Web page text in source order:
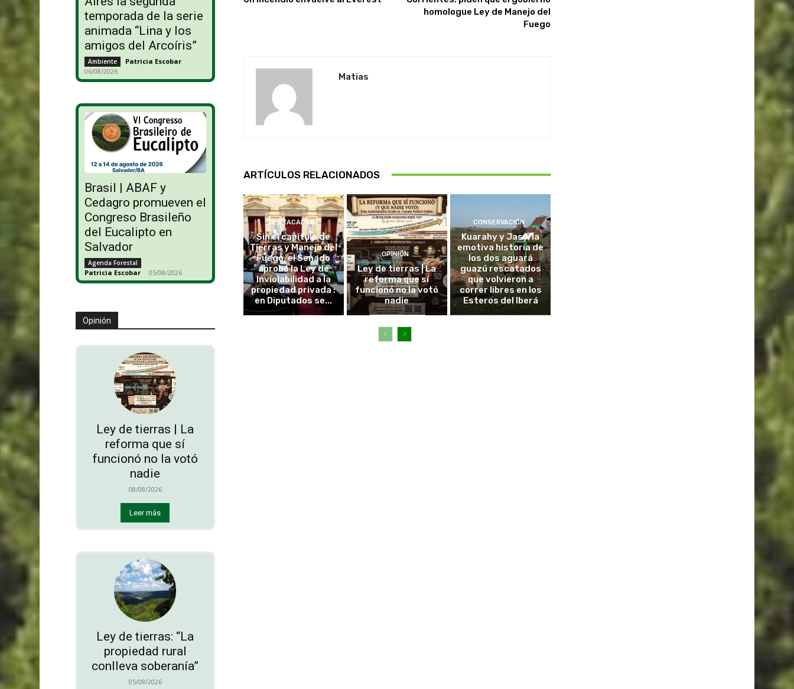
temporada de la serie
animada “Lina y los
amigos del Arcoíris”
Ambiente Patricia Escobar -
06/08/2026
Brasil | ABAF y
Cedagro promueven el
Congreso Brasileño
del Eucalipto en
Salvador
Agenda Forestal
Patricia Escobar - 05/08/2026
Opinión
Ley de tierras | La
reforma que sí
funcionó no la votó
nadie
08/08/2026
Leer más
Ley de tierras: “La
propiedad rural
conlleva soberanía”
05/08/2026
homologue Ley de Manejo del
Fuego
Matias
ARTÍCULOS RELACIONADOS
DESTACADAS
Sin el capítulo de
Tierras y Manejo del
Fuego, el Senado
aprobó la Ley de
Inviolabilidad a la
propiedad privada :
en Diputados se...
OPINIÓN
Ley de tierras | La
reforma que sí
funcionó no la votó
nadie
CONSERVACIÓN
Kuarahy y Jasy, la
emotiva historia de
los dos aguará
guazú rescatados
que volvieron a
correr libres en los
Esteros del Iberá